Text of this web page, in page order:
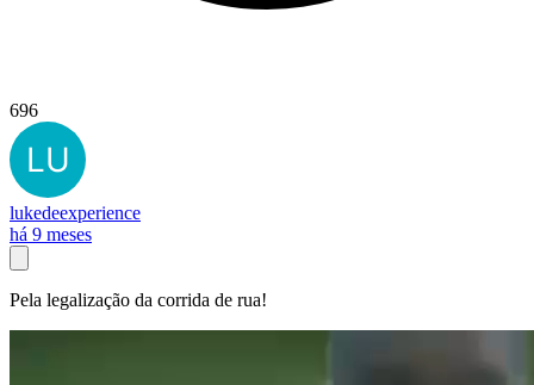
696
lukedeexperience
há 9 meses
Pela legalização da corrida de rua!